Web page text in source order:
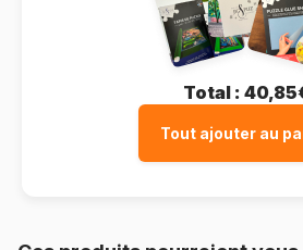
Total :
Tout ajouter au